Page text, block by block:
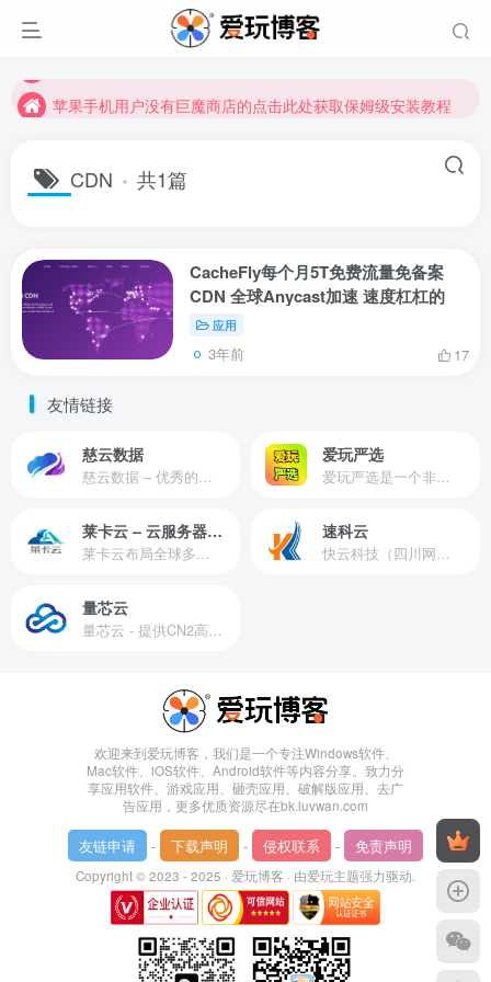
苹果手机用户没有巨魔商店的点击此处获取保姆级安装教程
苹果手机用户没有巨魔商店的点击此处获取保姆级安装教程
CDN 共1篇
CacheFly每个月5T免费流量免备案
CDN 全球Anycast加速 速度杠杠的
应用
3年前 17
友情链接
慈云数据
慈云数据 – 优秀的云服务器服务商，提供最具有性价比的产品。慈云数据是开发者必不可少的良心云
爱玩严选
爱玩严选是一个非常有保障且性价比极高的虚拟商城，包括但不限于苹果证书、技术指导、会员充值等多种虚拟服务！
莱卡云 – 云服务器提供商
莱卡云布局全球多个地理区域。提供服务有：境外云服务器、国内云服务器、独立服务器、服务器托管、CDN、SSL证书、游戏服务器等业务。
速科云
快云科技（四川网联快云科技有限公司）成立于2021年，主营互联网业务平台服务提供商。公司专注为用户提供低价高性能云计算产品，致力于云计算应用的易用性开发，并引导云计算在国内普及
量芯云
量芯云 - 提供CN2高速香港美国云服务器&专业高防服务器租用等云服务器供应商
欢迎来到爱玩博客，我们是一个专注Windows软件、
Mac软件、iOS软件、Android软件等内容分享。致力分
享应用软件、游戏应用、砸壳应用、破解版应用、去广
告应用，更多优质资源尽在bk.luvwan.com
友链申请 - 下载声明 - 侵权联系 - 免责声明
Copyright © 2023 - 2025 · 爱玩博客 · 由爱玩主题强力驱动.